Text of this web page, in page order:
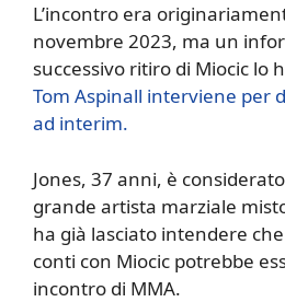
L’incontro era
novembre 2023, ma un
successivo ritiro di Miocic lo
Tom Aspinall interviene per
ad interim.
Jones, 37 anni, è
grande artista marziale
ha già lasciato intendere
conti con Miocic potrebbe
incontro di MMA.